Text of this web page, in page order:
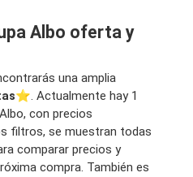
Albo oferta y
una amplia
⭐️. Actualmente hay 1
con precios
filtros, se muestran todas
comparar precios y
compra. También es